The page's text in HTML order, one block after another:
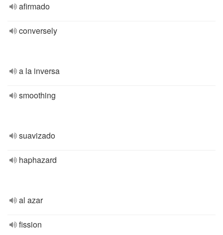
afirmado
conversely
a la inversa
smoothing
suavizado
haphazard
al azar
fission